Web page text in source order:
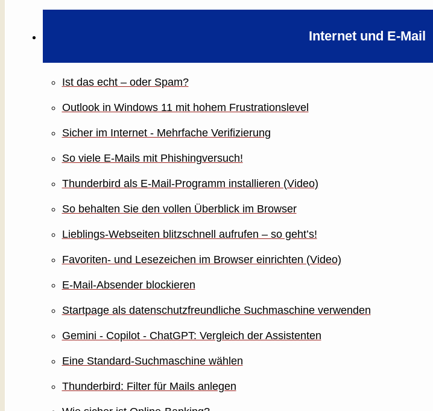
Internet und E-Mail
Ist das echt – oder Spam?
Outlook in Windows 11 mit hohem Frustrationslevel
Sicher im Internet - Mehrfache Verifizierung
So viele E-Mails mit Phishingversuch!
Thunderbird als E-Mail-Programm installieren (Video)
So behalten Sie den vollen Überblick im Browser
Lieblings-Webseiten blitzschnell aufrufen – so geht’s!
Favoriten- und Lesezeichen im Browser einrichten (Video)
E-Mail-Absender blockieren
Startpage als datenschutzfreundliche Suchmaschine verwenden
Gemini - Copilot - ChatGPT: Vergleich der Assistenten
Eine Standard-Suchmaschine wählen
Thunderbird: Filter für Mails anlegen